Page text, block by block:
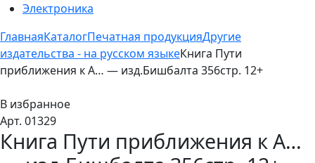
Электроника
ГлавнаяКаталогПечатная продукцияДругие
издательства - на русском языкеКнига Пути
приближения к А… — изд.Бишбалта 356стр. 12+
В избранное
Арт. 01329
Книга Пути приближения к А…